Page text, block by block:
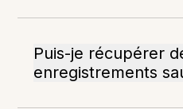
Puis-je récupérer
enregistrements